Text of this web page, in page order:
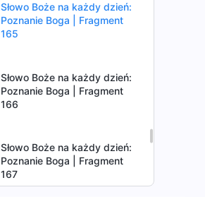
Słowo Boże na każdy dzień:
Poznanie Boga | Fragment
165
Słowo Boże na każdy dzień:
Poznanie Boga | Fragment
166
Słowo Boże na każdy dzień:
Poznanie Boga | Fragment
167